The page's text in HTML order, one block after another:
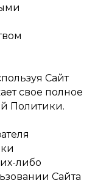
Сайт
свое полное
Политики.
либо
Сайта